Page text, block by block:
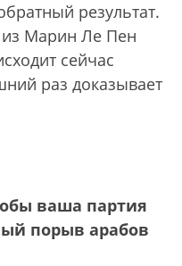
результат.
из Марин Ле Пен
сейчас
раз доказывает
ваша партия
порыв арабов